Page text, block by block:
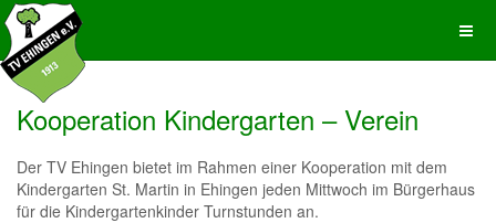
Kooperation Kindergarten – Verein
Der TV Ehingen bietet im Rahmen einer Kooperation mit dem
Kindergarten St. Martin in Ehingen jeden Mittwoch im Bürgerhaus
für die Kindergartenkinder Turnstunden an.